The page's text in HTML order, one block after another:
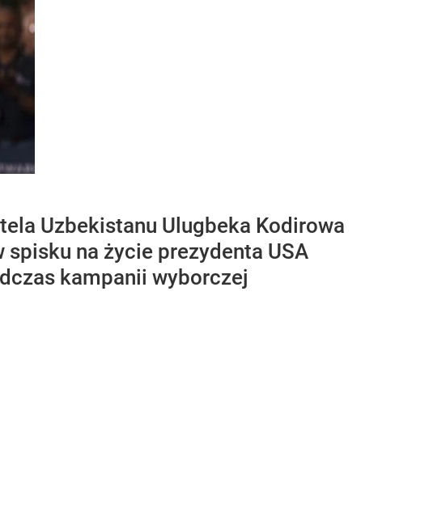
Uzbekistanu Ulugbeka Kodirowa
na życie prezydenta USA
kampanii wyborczej